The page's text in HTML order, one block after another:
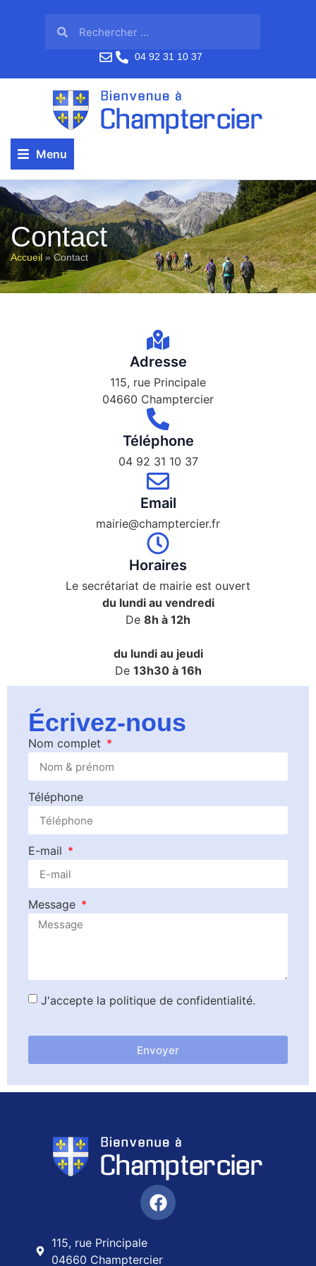
04 92 31 10 37
Menu
Contact
Accueil»Contact
Adresse
115, rue Principale
04660 Champtercier
Téléphone
04 92 31 10 37
Email
mairie@champtercier.fr
Horaires
Le secrétariat de mairie est ouvert
du lundi au vendredi
De 8h à 12h
du lundi au jeudi
De 13h30 à 16h
Écrivez-nous
Nom complet
Téléphone
E-mail
Message
J'accepte la politique de confidentialité.
Envoyer
115, rue Principale
04660 Champtercier